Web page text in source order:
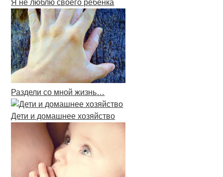
Я не люблю своего ребенка
Раздели со мной жизнь…
Дети и домашнее хозяйство